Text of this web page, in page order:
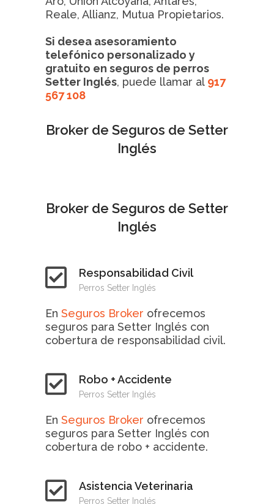
Reale, Allianz, Mutua Propietarios.
Si desea asesoramiento
telefónico personalizado y
gratuito en seguros de perros
Setter Inglés, puede llamar al 917
567 108
Broker de Seguros de Setter
Inglés
Broker de Seguros de Setter
Inglés
Responsabilidad Civil
Perros Setter Inglés
En Seguros Broker ofrecemos
seguros para Setter Inglés con
cobertura de responsabilidad civil.
Robo + Accidente
Perros Setter Inglés
En Seguros Broker ofrecemos
seguros para Setter Inglés con
cobertura de robo + accidente.
Asistencia Veterinaria
Perros Setter Inglés